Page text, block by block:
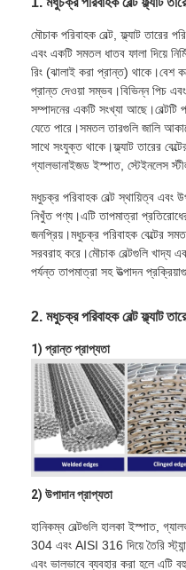
মৌচাক পরিবাহক বেল্ট, ফ্ল্যাট তারের
এবং একটি সমতল ধাতব ফালা দিয়ে
রিং (ঝালাই করা প্রান্ত) থাকে।বেশ
প্রান্ত দেওয়া সম্ভব।বিভিন্ন পিচ এবং
সম্পাদনের একটি সংখ্যা আছে।বেল্টটি
যেতে পারে।সমতল তারগুলি জালি
সাথে সংযুক্ত থাকে।ফ্ল্যাট তারের
গ্যালভানাইজড ইস্পাত, স্টেইনলেস
মধুচক্র পরিবাহক বেল্ট স্থায়িত্ব
নিখুঁত পণ্য।এটি তাপমাত্রা
জনপ্রিয়।মধুচক্র পরিবাহক বেল্টের
সরবরাহ করে।মৌচাক বেল্টগুলি খাদ্য
পর্যন্ত তাপমাত্রা সহ উত্পাদন
2. মধুচক্র পরিবাহক বেল্ট ফ্ল্যাট
1) প্রান্ত প্রাপ্যতা
2) উপাদান প্রাপ্যতা
হানিকম্ব বেল্টগুলি হালকা ইস্পাত,
304 এবং AISI 316 দিয়ে তৈরি
এবং ভালভাবে ব্যবহার করা হলে এটি